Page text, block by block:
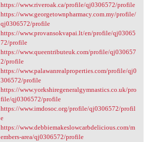
https://www.riveroak.ca/profile/qj0306572/profile
https://www.georgetownpharmacy.com.my/profile/
qj0306572/profile
https://www.provansokvapai.lt/en/profile/qj03065
72/profile
https://www.queentributeuk.com/profile/qj030657
2/profile
https://www.palawanrealproperties.com/profile/qj0
306572/profile
https://www.yorkshiregeneralgymnastics.co.uk/pro
file/qj0306572/profile
https://www.imdosoc.org/profile/qj0306572/profil
e
https://www.debbiemakeslowcarbdelicious.com/m
embers-area/qj0306572/profile